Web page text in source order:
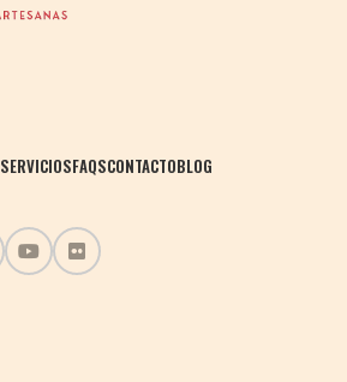
SERVICIOSFAQSCONTACTOBLOG